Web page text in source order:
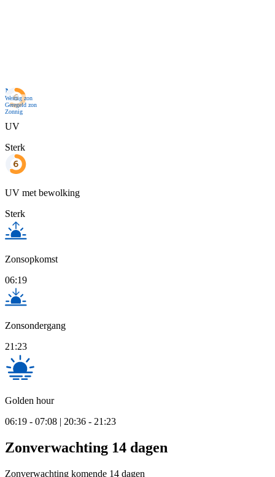
Nu
Weinig zon
Geregeld zon
Zonnig
UV
Sterk
UV met bewolking
Sterk
Zonsopkomst
06:19
Zonsondergang
21:23
Golden hour
06:19 - 07:08 | 20:36 - 21:23
Zonverwachting 14 dagen
Zonverwachting komende 14 dagen